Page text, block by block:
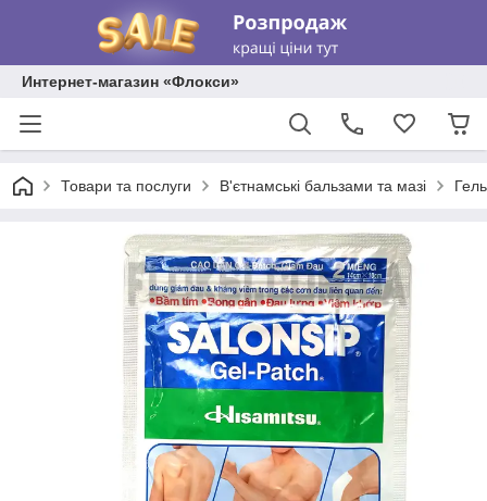
Интернет-магазин «Флокси»
Товари та послуги В'єтнамські бальзами та мазі